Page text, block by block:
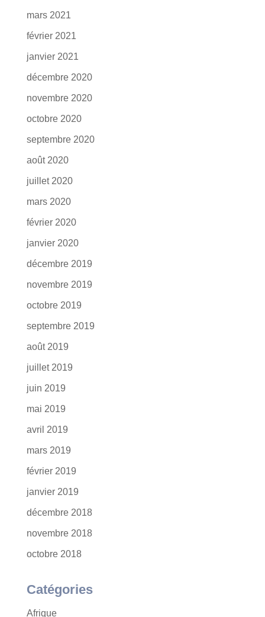
mars 2021
février 2021
janvier 2021
décembre 2020
novembre 2020
octobre 2020
septembre 2020
août 2020
juillet 2020
mars 2020
février 2020
janvier 2020
décembre 2019
novembre 2019
octobre 2019
septembre 2019
août 2019
juillet 2019
juin 2019
mai 2019
avril 2019
mars 2019
février 2019
janvier 2019
décembre 2018
novembre 2018
octobre 2018
Catégories
Afrique